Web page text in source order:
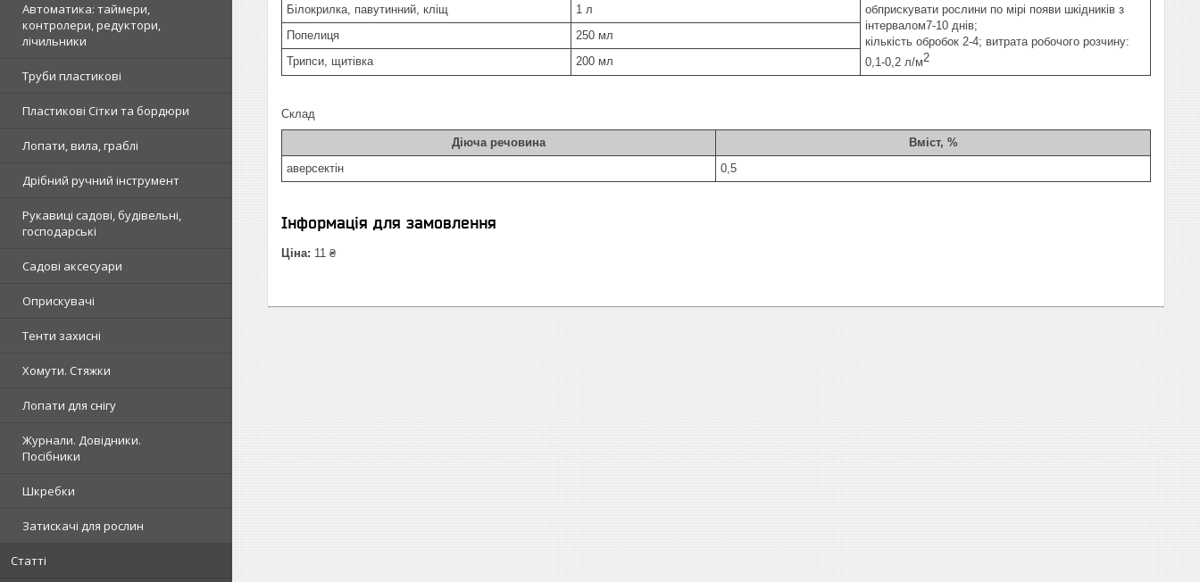
Автоматика: таймери,
контролери, редуктори,
лічильники
Труби пластикові
Пластикові Сітки та бордюри
Лопати, вила, граблі
Дрібний ручний інструмент
Рукавиці садові, будівельні,
господарські
Садові аксесуари
Оприскувачі
Тенти захисні
Хомути. Стяжки
Лопати для снігу
Журнали. Довідники.
Посібники
Шкребки
Затискачі для рослин
Статті
Білокрилка, павутинний, кліщ
1 л
обприскувати рослини по мірі появи шкідників з
інтервалом7-10 днів;
кількість обробок 2-4; витрата робочого розчину:
0,1-0,2 л/м2
Попелиця
250 мл
Трипси, щитівка
200 мл
Склад
Діюча речовина
Вміст, %
аверсектін
0,5
Інформація для замовлення
Ціна: 11 ₴